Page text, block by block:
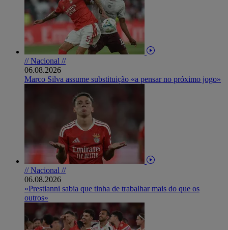
// Nacional //
06.08.2026
Marco Silva assume substituição «a pensar no próximo jogo»
// Nacional //
06.08.2026
«Prestianni sabia que tinha de trabalhar mais do que os
outros»